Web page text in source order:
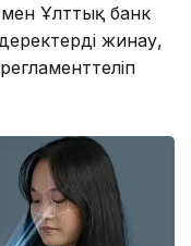
мен Ұлттық банк
жинау,